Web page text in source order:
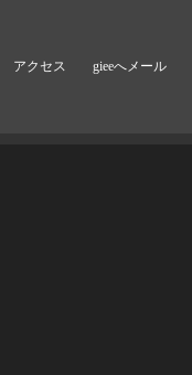
アクセス gieeへメール